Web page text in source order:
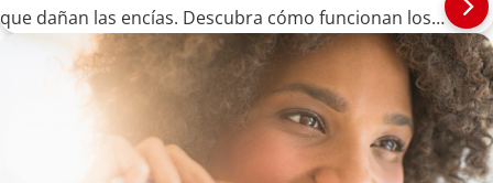
que dañan las encías. Descubra cómo funcionan los
tratamientos de encías con peróxido de hidrógeno